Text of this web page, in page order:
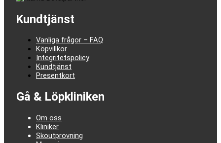
Kundtjänst
Vanliga frågor – FAQ
Köpvillkor
Integritetspolicy
Kundtjänst
Presentkort
Gå & Löpkliniken
Om oss
Kliniker
Skoutprovning